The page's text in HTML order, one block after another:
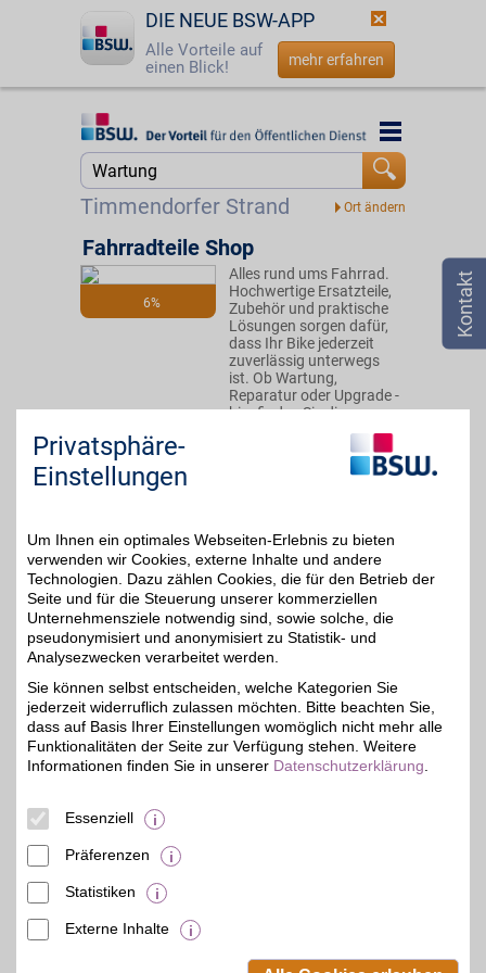
DIE NEUE BSW-APP
Alle Vorteile auf
einen Blick!
mehr erfahren
Startseite
Jetzt BSW-Mitglied werden
Login
☎ 0800 - 279 25 82
Timmendorfer Strand
Startseite
Suche
6%
Fahrradteile Shop
Alles rund ums Fahrrad.
Hochwertige Ersatzteile,
Zubehör und praktische
Lösungen sorgen dafür,
dass Ihr Bike jederzeit
zuverlässig unterwegs
ist. Ob Wartung,
Reparatur oder Upgrade -
hier finden Sie die
passende Ausstattung.
Mit BSW-Vorteil zahlt sich
baum-bmwshop24.de
Für Ihren BMW, Mini oder
Ihr BMW-Motorrad. Von
praktischen Accessoires
Original-Ersatzteilen
finden Sie alles für
Komfort, Pflege und
Fahrfreude. So ist Ihr
Fahrzeug bestens
ausgestattet und
Privatsphäre-
Einstellungen
Um Ihnen ein optimales Webseiten-Erlebnis zu bieten
verwenden wir Cookies, externe Inhalte und andere
Technologien. Dazu zählen Cookies, die für den Betrieb der
Seite und für die Steuerung unserer kommerziellen
Unternehmensziele notwendig sind, sowie solche, die
pseudonymisiert und anonymisiert zu Statistik- und
Analysezwecken verarbeitet werden.
Sie können selbst entscheiden, welche Kategorien Sie
jederzeit widerruflich zulassen möchten. Bitte beachten Sie,
dass auf Basis Ihrer Einstellungen womöglich nicht mehr alle
Funktionalitäten der Seite zur Verfügung stehen. Weitere
Informationen finden Sie in unserer Datenschutzerklärung
Essenziell
Präferenzen
Statistiken
Externe Inhalte